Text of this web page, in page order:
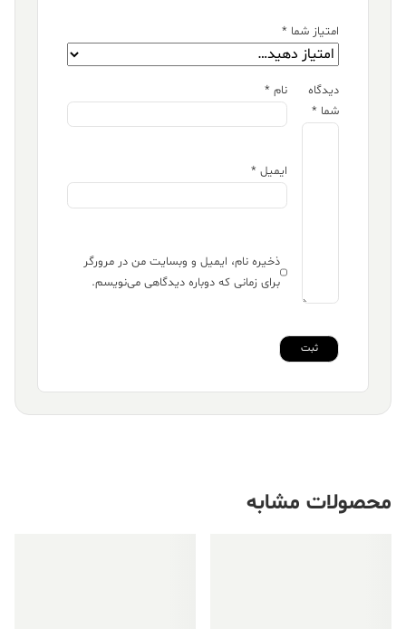
امتیاز شما *
دیدگاه
شما *
نام *
ایمیل *
ذخیره نام، ایمیل و وبسایت من در مرورگر
برای زمانی که دوباره دیدگاهی می‌نویسم.
محصولات مشابه